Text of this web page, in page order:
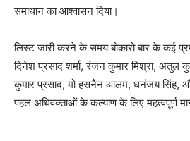
समाधान का आश्वासन दिया।
लिस्ट जारी करने के समय बोकारो बार के कई
दिनेश प्रसाद शर्मा, रंजन कुमार मिश्रा,
कुमार प्रसाद, मो हसनैन आलम, धनंजय सिंह,
पहल अधिवक्ताओं के कल्याण के लिए महत्वपूर्ण